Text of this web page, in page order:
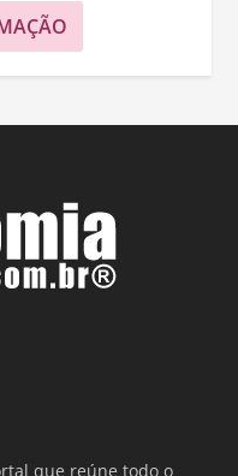
que reúne todo o